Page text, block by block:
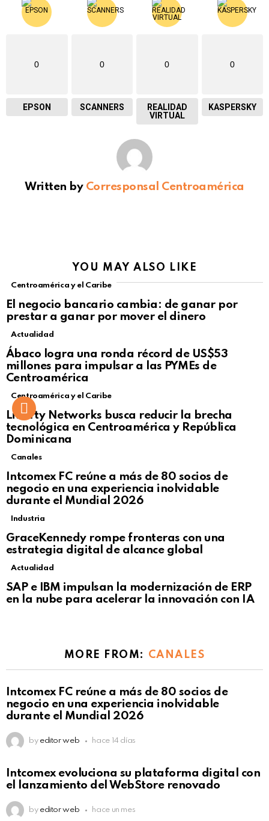
0
EPSON
0
SCANNERS
0
REALIDAD
VIRTUAL
0
KASPERSKY
Written by Corresponsal Centroamérica
YOU MAY ALSO LIKE
Centroamérica y el Caribe
El negocio bancario cambia: de ganar por
prestar a ganar por mover el dinero
Not Safe For Work
Click to view this post
Actualidad
Ábaco logra una ronda récord de US$53
millones para impulsar a las PYMEs de
Centroamérica
Centroamérica y el Caribe
Liberty Networks busca reducir la brecha
tecnológica en Centroamérica y República
Dominicana
Canales
Intcomex FC reúne a más de 80 socios de
negocio en una experiencia inolvidable
durante el Mundial 2026
Industria
GraceKennedy rompe fronteras con una
estrategia digital de alcance global
Not Safe For Work
Click to view this post
Actualidad
SAP e IBM impulsan la modernización de ERP
en la nube para acelerar la innovación con IA
MORE FROM: CANALES
Intcomex FC reúne a más de 80 socios de
negocio en una experiencia inolvidable
durante el Mundial 2026
by editor web hace 14 días
Intcomex evoluciona su plataforma digital con
el lanzamiento del WebStore renovado
by editor web hace un mes